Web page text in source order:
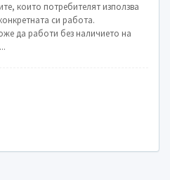
които потребителят използва
си работа.
да работи без наличието на